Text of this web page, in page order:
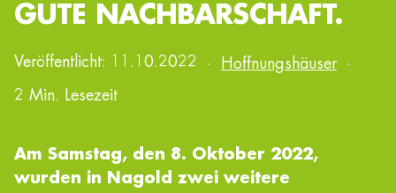
SUCHEN
GUTE NACHBARSCHAFT.
Veröffentlicht: 11.10.2022 · Hoffnungshäuser
·
2 Min. Lesezeit
Am Samstag, den 8. Oktober 2022,
wurden in Nagold zwei weitere